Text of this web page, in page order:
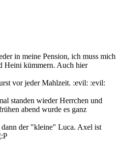
in meine Pension, ich muss mich
Heini kümmern. Auch hier
vor jeder Mahlzeit. :evil: :evil:
standen wieder Herrchen und
abend wurde es ganz
der "kleine" Luca. Axel ist